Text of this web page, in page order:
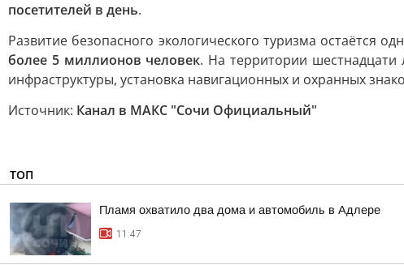
посетителей в день.
Развитие безопасного экологического туризма остаётся
более 5 миллионов человек. На территории шестнадцати
инфраструктуры, установка навигационных и охранных
Источник: Канал в МАКС "Сочи Официальный"
ТОП
Пламя охватило два дома и автомобиль в Адлере
11:47